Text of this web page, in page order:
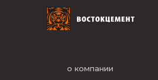
о компании